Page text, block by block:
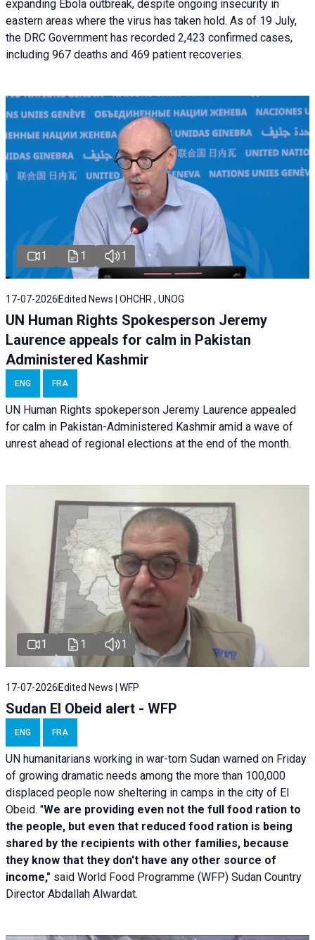
expanding Ebola outbreak, despite ongoing insecurity in
eastern areas where the virus has taken hold. As of 19 July,
the DRC Government has recorded 2,423 confirmed cases,
including 967 deaths and 469 patient recoveries.
1 1 1
17-07-2026 Edited News | OHCHR , UNOG
UN Human Rights Spokesperson Jeremy
Laurence appeals for calm in Pakistan
Administered Kashmir
ENG FRA
UN Human Rights spokeperson Jeremy Laurence appealed
for calm in Pakistan-Administered Kashmir amid a wave of
unrest ahead of regional elections at the end of the month.
1 1 1
17-07-2026 Edited News | WFP
Sudan El Obeid alert - WFP
ENG FRA
UN humanitarians working in war-torn Sudan warned on Friday
of growing dramatic needs among the more than 100,000
displaced people now sheltering in camps in the city of El
Obeid. "We are providing even not the full food ration to
the people, but even that reduced food ration is being
shared by the recipients with other families, because
they know that they don't have any other source of
income," said World Food Programme (WFP) Sudan Country
Director Abdallah Alwardat.